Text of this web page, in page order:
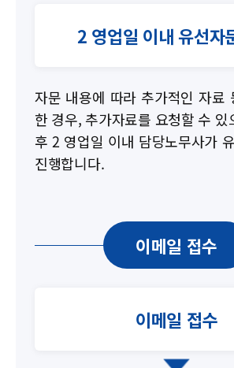
2 영업일 이내 유선자
자문 내용에 따라 추가적인 자료
한 경우, 추가자료를 요청할 수
후 2 영업일 이내 담당노무사가
진행합니다.
이메일 접수
이메일 접수